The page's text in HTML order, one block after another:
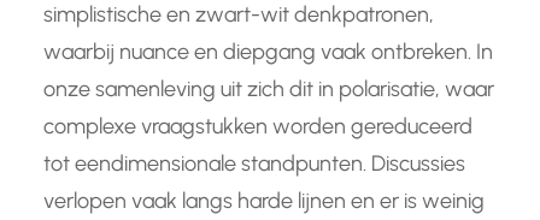
simplistische en zwart-wit denkpatronen,
waarbij nuance en diepgang vaak ontbreken. In
onze samenleving uit zich dit in polarisatie, waar
complexe vraagstukken worden gereduceerd
tot eendimensionale standpunten. Discussies
verlopen vaak langs harde lijnen en er is weinig